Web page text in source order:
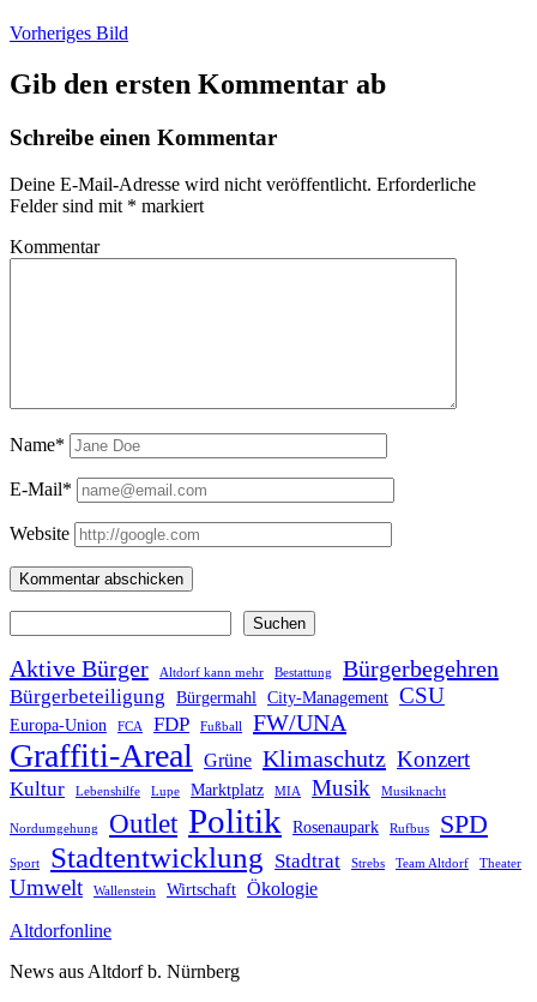
Vorheriges Bild
Gib den ersten Kommentar ab
Schreibe einen Kommentar
Deine E-Mail-Adresse wird nicht veröffentlicht. Erforderliche
Felder sind mit * markiert
Kommentar
Name*
E-Mail*
Website
Suchen
Aktive Bürger Altdorf kann mehr Bestattung Bürgerbegehren
Bürgerbeteiligung Bürgermahl City-Management CSU
Europa-Union FCA FDP Fußball FW/UNA
Graffiti-Areal Grüne Klimaschutz Konzert
Kultur Lebenshilfe Lupe Marktplatz MIA Musik Musiknacht
Nordumgehung Outlet Politik Rosenaupark Rufbus SPD
Sport Stadtentwicklung Stadtrat Strebs Team Altdorf Theater
Umwelt Wallenstein Wirtschaft Ökologie
Altdorfonline
News aus Altdorf b. Nürnberg